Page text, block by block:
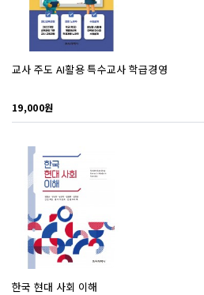
교사 주도 AI활용 특수교사 학급경영
19,000원
한국 현대 사회 이해